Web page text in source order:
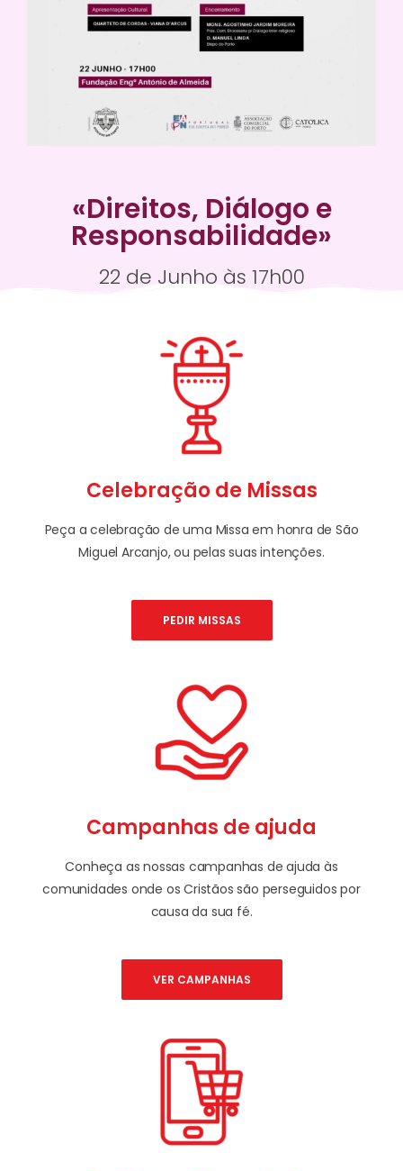
«Direitos, Diálogo e
Responsabilidade»
22 de Junho às 17h00
Celebração de Missas
Peça a celebração de uma Missa em honra de São
Miguel Arcanjo, ou pelas suas intenções.
PEDIR MISSAS
Campanhas de ajuda
Conheça as nossas campanhas de ajuda às
comunidades onde os Cristãos são perseguidos por
causa da sua fé.
VER CAMPANHAS